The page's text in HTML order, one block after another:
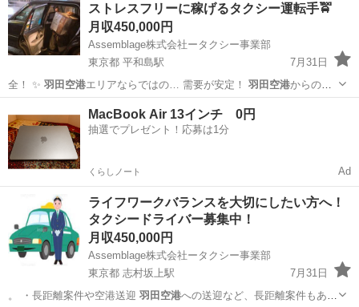
ストレスフリーに稼げるタクシー運転手🚖
月収450,000円
Assemblage株式会社ータクシー事業部
東京都 平和島駅
7月31日
全！ ✨ 羽田空港エリアならではの… 需要が安定！ 羽田空港からの送
迎ニーズ…
ドライバー アプリ
MacBook Air 13インチ 0円
抽選でプレゼント！応募は1分
くらしノート Ad
ライフワークバランスを大切にしたい方へ！
タクシードライバー募集中！
月収450,000円
Assemblage株式会社ータクシー事業部
東京都 志村坂上駅
7月31日
。 ・長距離案件や空港送迎 羽田空港への送迎など、長距離案件もあ